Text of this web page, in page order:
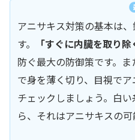
アニサキス対策の基本は
す。
「すぐに内臓を取り除
防ぐ最大の防御策です。
で身を薄く切り、目視で
チェックしましょう。白
ら、それはアニサキスの可